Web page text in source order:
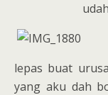
lepas buat
yang aku dah